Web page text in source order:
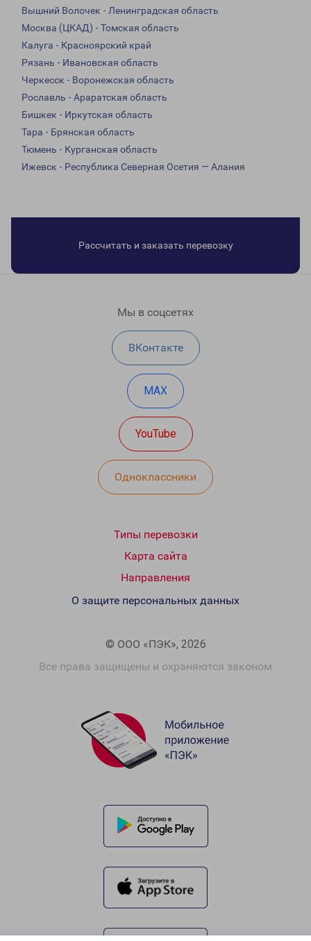
Вышний Волочек - Ленинградская область
Москва (ЦКАД) - Томская область
Калуга - Красноярский край
Рязань - Ивановская область
Черкесск - Воронежская область
Рославль - Араратская область
Бишкек - Иркутская область
Тара - Брянская область
Тюмень - Курганская область
Ижевск - Республика Северная Осетия — Алания
Рассчитать и заказать перевозку
Мы в соцсетях
ВКонтакте
MAX
YouTube
Одноклассники
Типы перевозки
Карта сайта
Направления
© ООО «ПЭК», 2026
Все права защищены и охраняются законом
О защите персональных данных